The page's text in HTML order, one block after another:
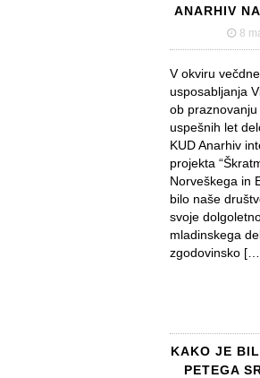
ANARHIV
8
V okviru
usposabljanja
ob
uspešnih let
KUD Anarhiv
projekta
Norveškega in
bilo naše
svoje
mladinskega
zgodovinsko
KAKO JE
PETEGA